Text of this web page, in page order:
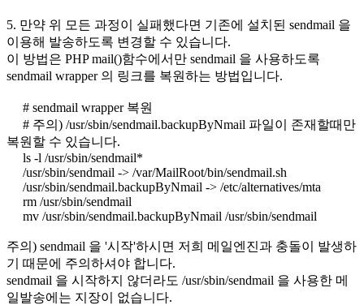
5. 만약 위 모든 과정이 실패했다면 기존에 설치된 sendmail 을
이용해 발송하도록 변경할 수 있습니다.
이 방법은 PHP mail()함수에서만 sendmail 을 사용하도록
sendmail wrapper 의 링크를 복원하는 방법입니다.
# sendmail wrapper 복원
# 주의) /usr/sbin/sendmail.backupByNmail 파일이 존재할때만
복원할 수 있습니다.
ls -l /usr/sbin/sendmail*
/usr/sbin/sendmail -> /var/MailRoot/bin/sendmail.sh
/usr/sbin/sendmail.backupByNmail -> /etc/alternatives/mta
rm /usr/sbin/sendmail
mv /usr/sbin/sendmail.backupByNmail /usr/sbin/sendmail
주의) sendmail 을 '시작'하시면 저희 메일엔진과 충돌이 발생하
기 때문에 주의하셔야 합니다.
sendmail 을 시작하지 않더라도 /usr/sbin/sendmail 을 사용한 메
일발송에는 지장이 없습니다.